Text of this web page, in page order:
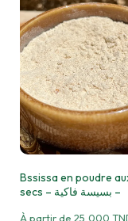
Bssissa en poudre
secs – بسيسة فاكية –
À partir de 25,000